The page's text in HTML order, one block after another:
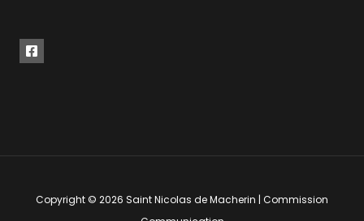
Copyright © 2026 Saint Nicolas de Macherin | Commission